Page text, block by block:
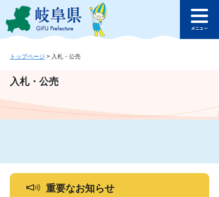
ジ
ュ
文
このページの本文へ
ュ
トップページ > 入札・公売
入札・公売
重要なお知らせ